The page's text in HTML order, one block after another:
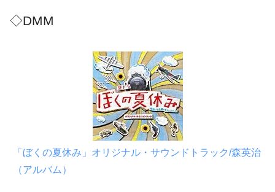
◇DMM
「ぼくの夏休み」オリジナル・サウンドトラック/森英治
（アルバム）